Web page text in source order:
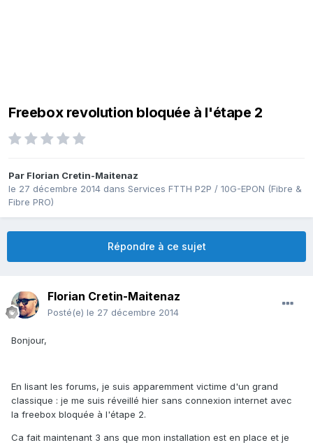
Freebox revolution bloquée à l'étape 2
Par Florian Cretin-Maitenaz
le 27 décembre 2014 dans Services FTTH P2P / 10G-EPON (Fibre &
Fibre PRO)
Répondre à ce sujet
Florian Cretin-Maitenaz
Posté(e) le 27 décembre 2014
Bonjour,
En lisant les forums, je suis apparemment victime d'un grand
classique : je me suis réveillé hier sans connexion internet avec
la freebox bloquée à l'étape 2.
Ca fait maintenant 3 ans que mon installation est en place et je